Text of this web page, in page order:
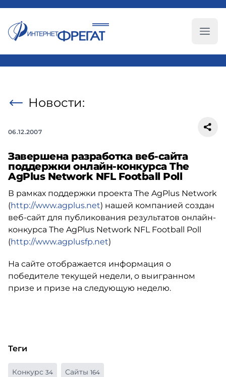
Новости:
06.12.2007
Завершена разработка веб-сайта
поддержки онлайн-конкурса The
AgPlus Network NFL Football Poll
В рамках поддержки проекта The AgPlus Network
(http://www.agplus.net) нашей компанией создан
веб-сайт для публикования результатов онлайн-
конкурса The AgPlus Network NFL Football Poll
(http://www.agplusfp.net)
На сайте отображается информация о
победителе текущей недели, о выигранном
призе и призе на следующую неделю.
Теги
Конкурс 34 Сайты 164